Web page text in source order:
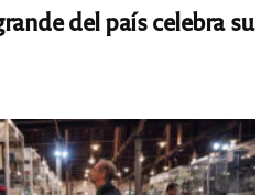
del país celebra su